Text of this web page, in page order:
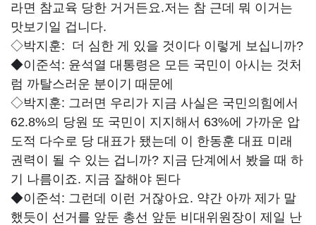
라면 참교육 당한 거거든요.저는 참 근데 뭐 이거는
맛보기일 겁니다.
◇박지훈: 더 심한 게 있을 것이다 이렇게 보십니까?
◆이준석: 윤석열 대통령은 모든 국민이 아시는 것처
럼 까탈스러운 분이기 때문에
◇박지훈: 그러면 우리가 지금 사실은 국민의힘에서
62.8%의 당원 또 국민이 지지해서 63%에 가까운 압
도적 다수로 당 대표가 됐는데 이 한동훈 대표 미래
권력이 될 수 있는 겁니까? 지금 단계에서 봤을 때 하
기 나름이죠. 지금 잘해야 된다
◆이준석: 그런데 이런 거잖아요. 약간 아까 제가 말
했듯이 선거를 앞둔 총선 앞둔 비대위원장이 제일 난